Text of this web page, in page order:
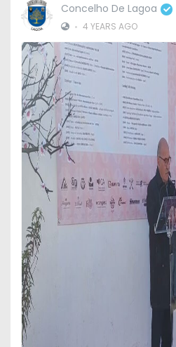
Concelho De Lagoa
• 4 YEARS AGO